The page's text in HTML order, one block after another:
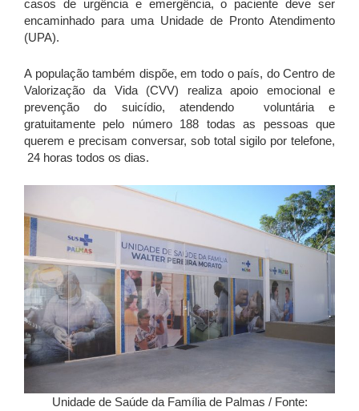
casos de urgência e emergência, o paciente deve ser
encaminhado para uma Unidade de Pronto Atendimento
(UPA).
A população também dispõe, em todo o país, do Centro de
Valorização da Vida (CVV) realiza apoio emocional e
prevenção do suicídio, atendendo voluntária e
gratuitamente pelo número 188 todas as pessoas que
querem e precisam conversar, sob total sigilo por telefone,
24 horas todos os dias.
Unidade de Saúde da Família de Palmas / Fonte: